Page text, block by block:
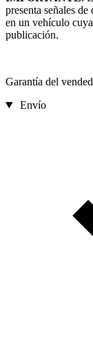
presenta señales
en un vehículo
publicación.
Garantía del
Envío